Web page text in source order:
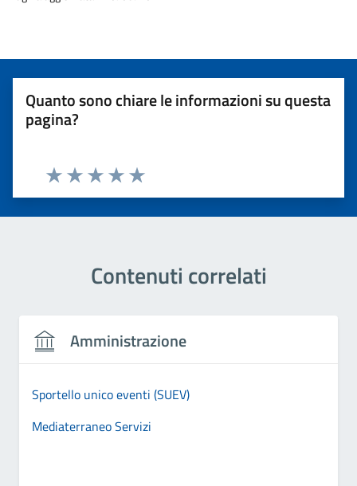
Quanto sono chiare le informazioni su questa
pagina?
Valuta 5 stelle su 5
Valuta 4 stelle su 5
Valuta 3 stelle su 5
Valuta 2 stelle su 5
Valuta 1 stelle su 5
Contenuti correlati
Amministrazione
Sportello unico eventi (SUEV)
Mediaterraneo Servizi